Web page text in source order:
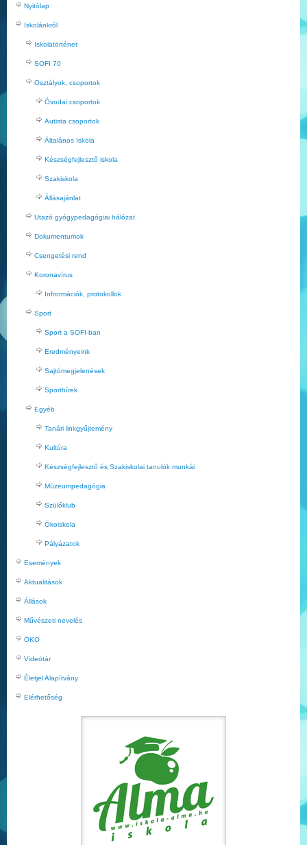
Nyitólap
Iskolánkról
Iskolatörténet
SOFI 70
Osztályok, csoportok
Óvodai csoportok
Autista csoportok
Általános Iskola
Készségfejlesztő iskola
Szakiskola
Állásajánlat
Utazó gyógypedagógiai hálózat
Dokumentumok
Csengetési rend
Koronavírus
Infrormációk, protokollok
Sport
Sport a SOFI-ban
Eredményeink
Sajtómegjelenések
Sporthírek
Egyéb
Tanári linkgyűjtemény
Kultúra
Készségfejlesztő és Szakiskolai tanulók munkái
Múzeumpedagógia
Szülőklub
Ökoiskola
Pályázatok
Események
Aktualitások
Állások
Művészeti nevelés
ÖKO
Videótár
Életjel Alapítvány
Elérhetőség